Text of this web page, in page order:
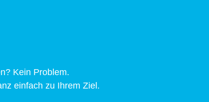
Kein Problem.
einfach zu Ihrem Ziel.